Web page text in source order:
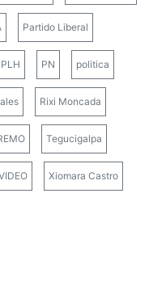
Partido Liberal
PLH PN politica
Rixi Moncada
Tegucigalpa
Xiomara Castro